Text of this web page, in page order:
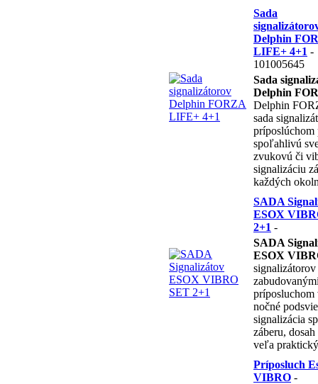
Sada
Delphin
LIFE+ 4+1 -
101005645
Sada
Delphin
Delphin
sada
príposlúchom
spoľahlivú
zvukovú či
signalizáciu
každých
SADA
ESOX
2+1 -
SADA
ESOX
signalizátorov
nočné
signalizácia
záberu,
veľa
Príposluch
VIBRO -